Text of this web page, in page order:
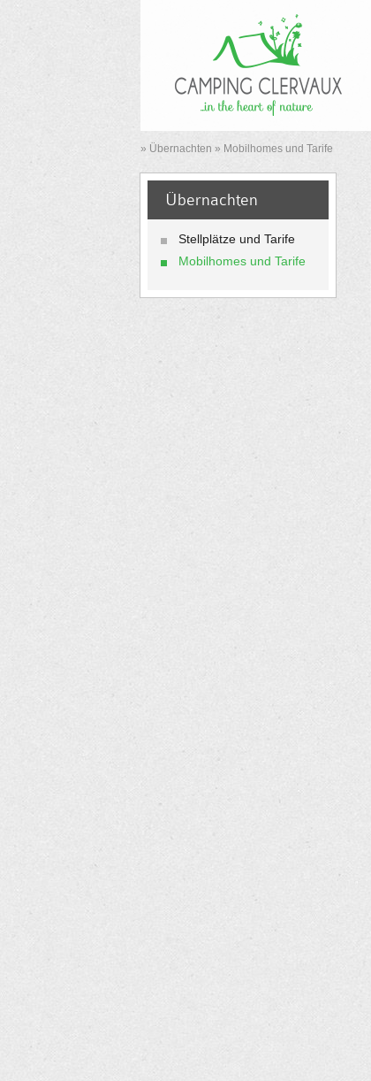
» Übernachten » Mobilhomes und Tarife
Übernachten
Stellplätze und Tarife
Mobilhomes und Tarife